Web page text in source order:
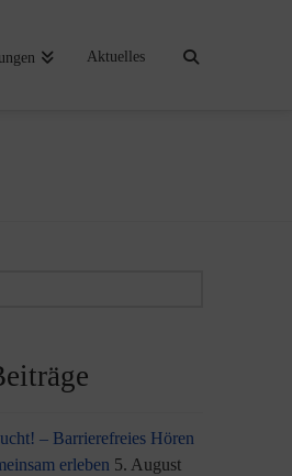
Aktuelles
– Barrierefreies Hören
erleben 5. August